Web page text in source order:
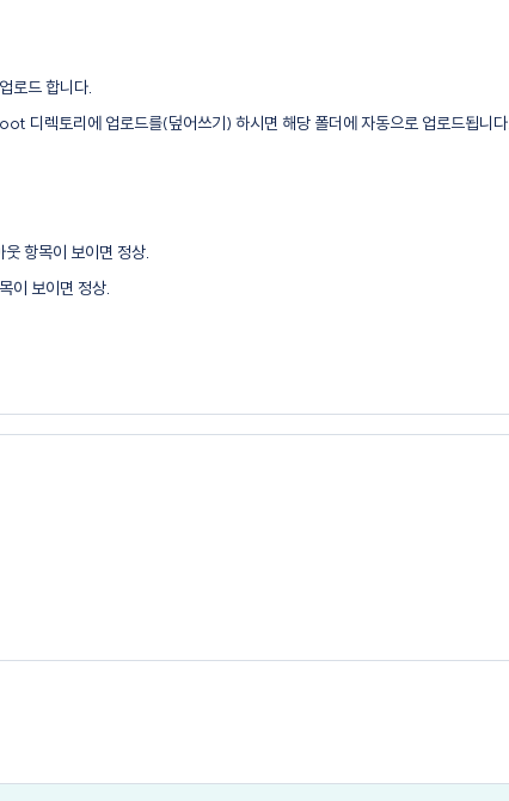
로드 합니다.
디렉토리에 업로드를(덮어쓰기) 하시면 해당 폴더에 자동으로 업로드됩니다.
항목이 보이면 정상.
이 보이면 정상.